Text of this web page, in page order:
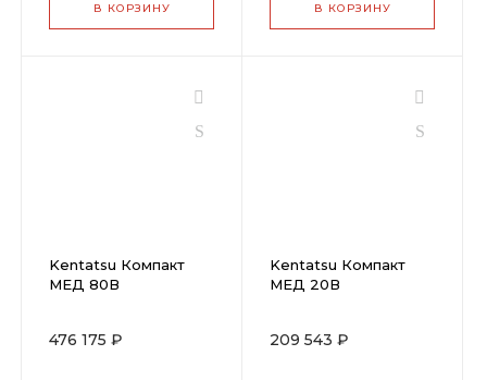
В КОРЗИНУ В КОРЗИНУ
Kentatsu Компакт
МЕД 80В
476 175 ₽
Kentatsu Компакт
МЕД 20В
209 543 ₽